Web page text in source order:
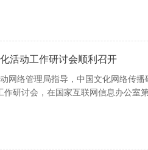
活动工作研讨会顺利召开
网络管理局指导，中国文化网络传播
研讨会，在国家互联网信息办公室